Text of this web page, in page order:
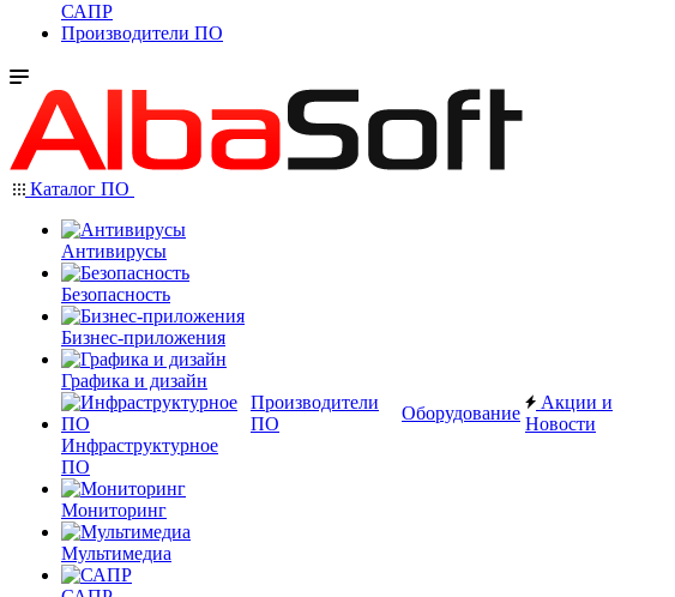
САПР
Производители ПО
Каталог ПО
Антивирусы
Безопасность
Бизнес-приложения
Графика и дизайн
Инфраструктурное
ПО
Мониторинг
Мультимедиа
Производители
ПО
Оборудование
Акции и
Новости